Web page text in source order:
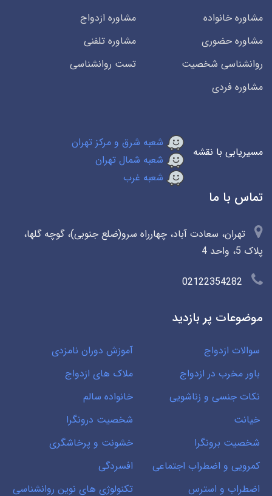
مشاوره خانواده
مشاوره ازدواج
مشاوره حضوری
مشاوره تلفنی
روانشناسی شخصیت
تست روانشناسی
مشاوره فردی
مسیریابی با نقشه
شعبه شرق و مرکز تهران
شعبه شمال تهران
شعبه غرب
تماس با ما
تهران، سعادت آباد، چهارراه سرو(ضلع جنوبی)، گوچه گلها،
پلاک 5، واحد 4
02122354282
موضوعات پر بازدید
سوالات ازدواج
آموزش دوران نامزدی
باور مخرب در ازدواج
ملاک های ازدواج
نکات جنسی و زناشویی
خانواده سالم
خیانت
شخصیت درونگرا
شخصیت برونگرا
خشونت و پرخاشگری
کمرویی و اضطراب اجتماعی
افسردگی
اضطراب و استرس
تکنولوژی های نوین روانشناسی